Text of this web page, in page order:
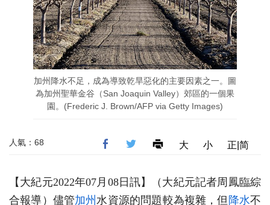
加州降水不足，成為導致乾旱惡化的主要因素之一。圖
為加州聖華金谷（San Joaquin Valley）郊區的一個果
園。(Frederic J. Brown/AFP via Getty Images)
人氣：68 大 小 正|简
【大紀元2022年07月08日訊】（大紀元記者周鳳臨綜
合報導）儘管加州水資源的問題較為複雜，但 降水不